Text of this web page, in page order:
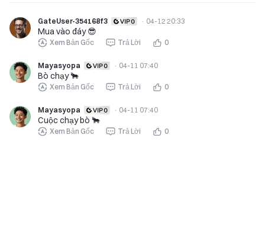
GateUser-354168f3 · 04-12 20:33
Mua vào đáy 😎
Xem Bản Gốc Trả Lời 0
Mayasyopa · 04-11 07:40
Bò chạy 🐂
Xem Bản Gốc Trả Lời 0
Mayasyopa · 04-11 07:40
Cuộc chạy bò 🐂
Xem Bản Gốc Trả Lời 0